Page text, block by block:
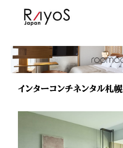
インターコンチネンタル札幌